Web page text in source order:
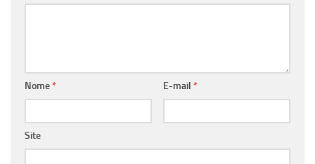
Nome* E-mail *
Site